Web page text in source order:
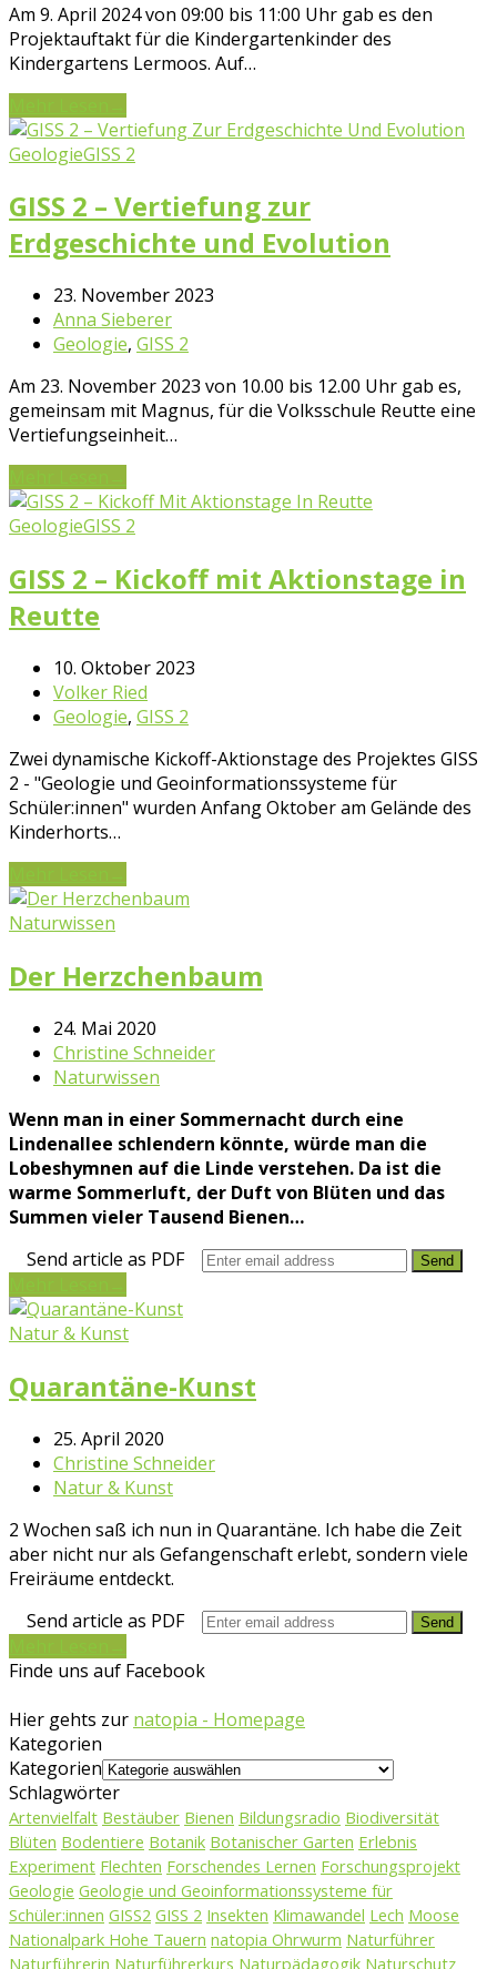
Am 9. April 2024 von 09:00 bis 11:00 Uhr gab es den
Projektauftakt für die Kindergartenkinder des
Kindergartens Lermoos. Auf…
GeologieGISS 2
GISS 2 – Vertiefung zur
Erdgeschichte und Evolution
23. November 2023
Anna Sieberer
Geologie, GISS 2
Am 23. November 2023 von 10.00 bis 12.00 Uhr gab es,
gemeinsam mit Magnus, für die Volksschule Reutte eine
Vertiefungseinheit…
GeologieGISS 2
GISS 2 – Kickoff mit Aktionstage in
Reutte
10. Oktober 2023
Volker Ried
Geologie, GISS 2
Zwei dynamische Kickoff-Aktionstage des Projektes GISS
2 - "Geologie und Geoinformationssysteme für
Schüler:innen" wurden Anfang Oktober am Gelände des
Kinderhorts…
Naturwissen
Der Herzchenbaum
24. Mai 2020
Christine Schneider
Naturwissen
Wenn man in einer Sommernacht durch eine
Lindenallee schlendern könnte, würde man die
Lobeshymnen auf die Linde verstehen. Da ist die
warme Sommerluft, der Duft von Blüten und das
Summen vieler Tausend Bienen…
Send article as PDF
Natur & Kunst
Quarantäne-Kunst
25. April 2020
Christine Schneider
Natur & Kunst
2 Wochen saß ich nun in Quarantäne. Ich habe die Zeit
aber nicht nur als Gefangenschaft erlebt, sondern viele
Freiräume entdeckt.
Send article as PDF
Finde uns auf Facebook
Hier gehts zur natopia - Homepage
Kategorien
Kategorien
Schlagwörter
Artenvielfalt Bestäuber Bienen Bildungsradio Biodiversität
Blüten Bodentiere Botanik Botanischer Garten Erlebnis
Experiment Flechten Forschendes Lernen Forschungsprojekt
Geologie Geologie und Geoinformationssysteme für
Schüler:innen GISS2 GISS 2 Insekten Klimawandel Lech Moose
Nationalpark Hohe Tauern natopia Ohrwurm Naturführer
Naturführerin Naturführerkurs Naturpädagogik Naturschutz